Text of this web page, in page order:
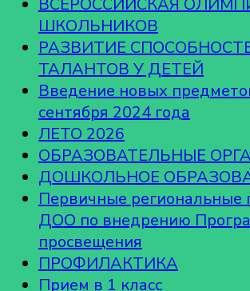
ШКОЛЬНИКОВ
РАЗВИТИЕ
ТАЛАНТОВ У ДЕТЕЙ
Введение новых
сентября 2024 года
ЛЕТО 2026
ОБРАЗОВАТЕЛЬНЫЕ
ДОШКОЛЬНОЕ
Первичные региональные
ДОО по внедрению
просвещения
ПРОФИЛАКТИКА
Прием в 1 класс